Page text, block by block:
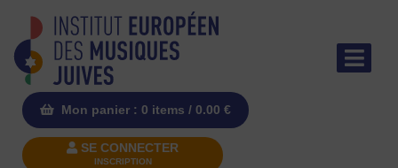
Mon panier : 0 items / 0.00 €
SE CONNECTER
INSCRIPTION